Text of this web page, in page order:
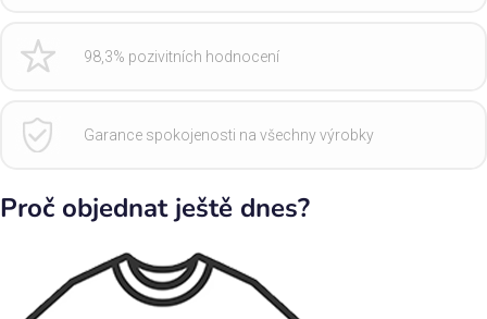
98,3% pozivitních hodnocení
Garance spokojenosti na všechny výrobky
Proč objednat ještě dnes?